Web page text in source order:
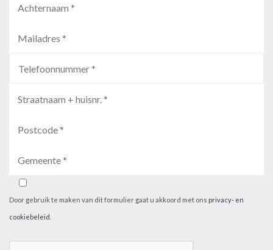
Door gebruik te maken van dit formulier gaat u akkoord met ons privacy- en
cookiebeleid